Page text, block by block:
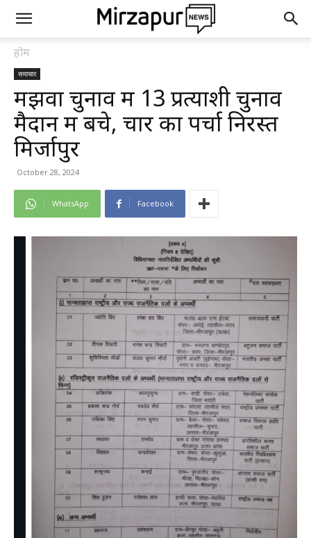
होम
समाचार
मझवा चुनाव में 13 प्रत्याशी चुनाव
मैदान में बचे, चार का पर्चा निरस्त
मिर्जापुर
October 28, 2024
WhatsApp Facebook